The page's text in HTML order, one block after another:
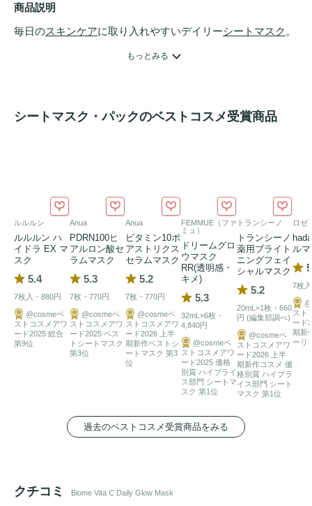
商品説明
毎日のスキンケアに取り入れやすいデイリーシートマスク 。
もっとみる
シートマスク・パックのベストコスメ受賞商品
ルルルン
ルルルン ハ
イドラ EX マ
スク
5.4
7枚入・880円
@cosmeベ
ストコスメアワ
ード2025 総合
第9位
Anua
PDRN100ヒ
アルロン酸セ
ラムマスク
5.3
7枚・770円
@cosmeベ
ストコスメアワ
ード2025 ベス
トシートマスク
第3位
Anua
ビタミン10ポ
アストリクス
セラムマスク
5.2
7枚・770円
@cosmeベ
ストコスメアワ
ード2026 上半
期新作ベストシ
ートマスク 第3
位
FEMMUE（ファ
ミュ）
ドリームグロ
ウマスク
RR(透明感・
キメ)
5.3
32mL×6枚・
4,840円
@cosmeベ
ストコスメアワ
ード2025 価格
別賞 ハイプライ
ス部門 シートマ
スク 第1位
トランシーノ
トランシーノ
薬用ブライト
ニングフェイ
シャルマスク
5.2
20mL×1枚・660
円 (編集部調べ)
@cosmeベ
ストコスメアワ
ード2026 上半
期新作コスメ 価
格別賞 ハイプラ
イス部門 シート
マスク 第1位
ロゼ
ル
7枚
スト
ード
期新
ーリ
過去のベストコスメ受賞商品をみる
クチコミ Biome Vita C Daily Glow Mask